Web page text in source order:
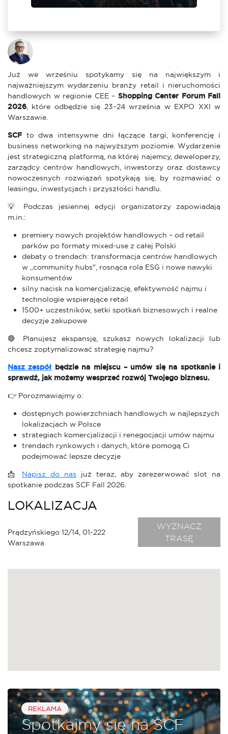
Już we wrześniu spotykamy się na największym i
najważniejszym wydarzeniu branży retail i nieruchomości
handlowych w regionie CEE – Shopping Center Forum Fall
2026, które odbędzie się 23–24 września w EXPO XXI w
Warszawie.
SCFto dwa intensywne dni łączące targi, konferencję i
business networking na najwyższym poziomie. Wydarzenie
jest strategiczną platformą, na której najemcy, deweloperzy,
zarządcy centrów handlowych, inwestorzy oraz dostawcy
nowoczesnych rozwiązań spotykają się, by rozmawiać o
leasingu, inwestycjach i przyszłości handlu.
💡 Podczas jesiennej edycji organizatorzy zapowiadają
m.in.:
premiery nowych projektów handlowych – od retail
parków po formaty mixed-use z całej Polski
debaty o trendach: transformacja centrów handlowych
w „community hubs", rosnąca rola ESG i nowe nawyki
konsumentów
silny nacisk na komercjalizację, efektywność najmu i
technologie wspierające retail
1500+ uczestników, setki spotkań biznesowych i realne
decyzje zakupowe
🔴 Planujesz ekspansję, szukasz nowych lokalizacji lub
chcesz zoptymalizować strategię najmu?
Nasz zespół będzie na miejscu – umów się na spotkanie i
sprawdź, jak możemy wesprzeć rozwój Twojego biznesu.
👉 Porozmawiajmy o:
dostępnych powierzchniach handlowych w najlepszych
lokalizacjach w Polsce
strategiach komercjalizacji i renegocjacji umów najmu
trendach rynkowych i danych, które pomogą Ci
podejmować lepsze decyzje
📩 Napisz do nas już teraz, aby zarezerwować slot na
spotkanie podczas SCF Fall 2026.
LOKALIZACJA
Prądzyńskiego 12/14, 01-222
Warszawa
WYZNACZ
TRASĘ
REKLAMA
Spotkajmy się na SCF